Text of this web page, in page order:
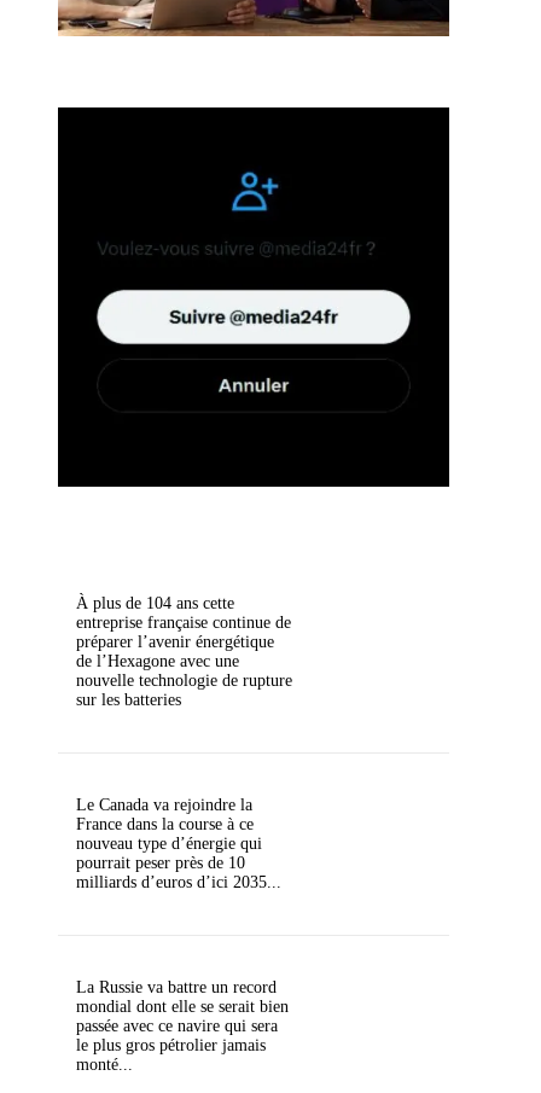
À plus de 104 ans cette
entreprise française continue de
préparer l’avenir énergétique
de l’Hexagone avec une
nouvelle technologie de rupture
sur les batteries
Le Canada va rejoindre la
France dans la course à ce
nouveau type d’énergie qui
pourrait peser près de 10
milliards d’euros d’ici 2035...
La Russie va battre un record
mondial dont elle se serait bien
passée avec ce navire qui sera
le plus gros pétrolier jamais
monté...